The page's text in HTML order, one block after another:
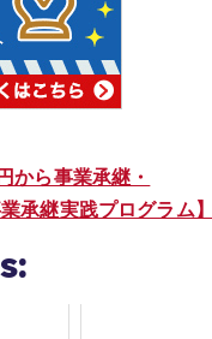
から事業承継・
承継実践プログラム】